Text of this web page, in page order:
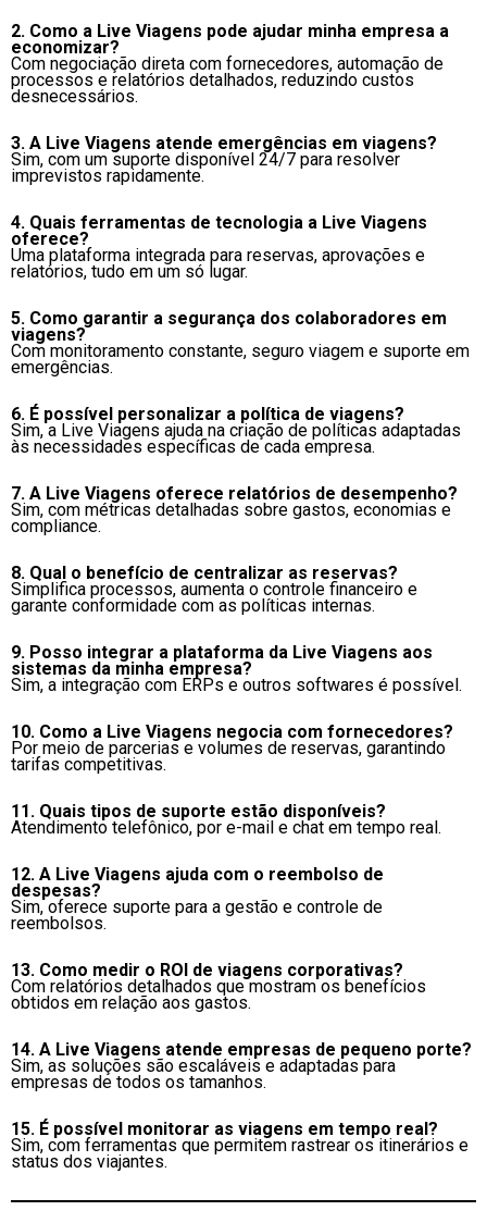
2. Como a Live Viagens pode ajudar minha empresa a
economizar?
Com negociação direta com fornecedores, automação de
processos e relatórios detalhados, reduzindo custos
desnecessários.
3. A Live Viagens atende emergências em viagens?
Sim, com um suporte disponível 24/7 para resolver
imprevistos rapidamente.
4. Quais ferramentas de tecnologia a Live Viagens
oferece?
Uma plataforma integrada para reservas, aprovações e
relatórios, tudo em um só lugar.
5. Como garantir a segurança dos colaboradores em
viagens?
Com monitoramento constante, seguro viagem e suporte em
emergências.
6. É possível personalizar a política de viagens?
Sim, a Live Viagens ajuda na criação de políticas adaptadas
às necessidades específicas de cada empresa.
7. A Live Viagens oferece relatórios de desempenho?
Sim, com métricas detalhadas sobre gastos, economias e
compliance.
8. Qual o benefício de centralizar as reservas?
Simplifica processos, aumenta o controle financeiro e
garante conformidade com as políticas internas.
9. Posso integrar a plataforma da Live Viagens aos
sistemas da minha empresa?
Sim, a integração com ERPs e outros softwares é possível.
10. Como a Live Viagens negocia com fornecedores?
Por meio de parcerias e volumes de reservas, garantindo
tarifas competitivas.
11. Quais tipos de suporte estão disponíveis?
Atendimento telefônico, por e-mail e chat em tempo real.
12. A Live Viagens ajuda com o reembolso de
despesas?
Sim, oferece suporte para a gestão e controle de
reembolsos.
13. Como medir o ROI de viagens corporativas?
Com relatórios detalhados que mostram os benefícios
obtidos em relação aos gastos.
14. A Live Viagens atende empresas de pequeno porte?
Sim, as soluções são escaláveis e adaptadas para
empresas de todos os tamanhos.
15. É possível monitorar as viagens em tempo real?
Sim, com ferramentas que permitem rastrear os itinerários e
status dos viajantes.